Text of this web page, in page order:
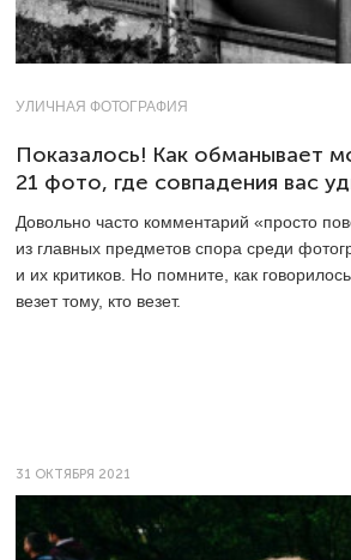
УЛИЧНАЯ ФОТОГРАФИЯ
Показалось! Как обманывает
21 фото, где совпадения вас
Довольно часто комментарий «просто
из главных предметов спора среди
и их критиков. Но помните, как
везет тому, кто везет.
31 ОКТЯБРЯ 2021